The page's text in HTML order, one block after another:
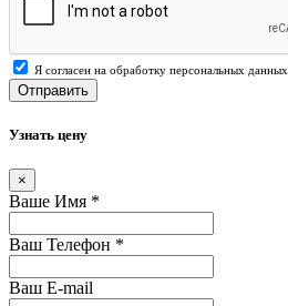
Я согласен на обработку персональных данных
Отправить
Узнать цену
×
Ваше Имя *
Ваш Телефон *
Ваш E-mail